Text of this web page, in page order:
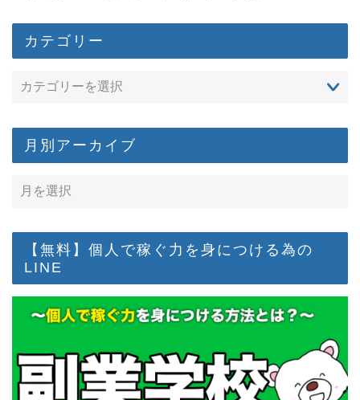
カテゴリー
月別アーカイブ
【無料】個人で稼ぐ力を身につける為の
LINE